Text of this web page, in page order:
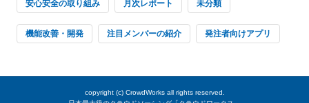
安心安全の取り組み 月次レポート 未分類
機能改善・開発 注目メンバーの紹介 発注者向けアプリ
copyright (c) CrowdWorksall rights reserved.